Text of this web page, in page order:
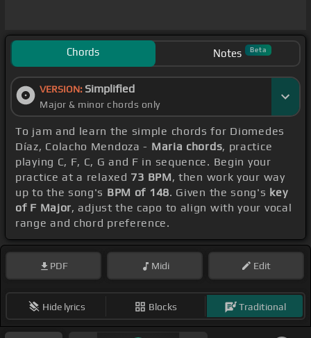
Chords Notes Beta
VERSION: Simplified
Major & minor chords only
To jam and learn the simple chords for Diomedes
Díaz, Colacho Mendoza - Maria chords, practice
playing C, F, C, G and F in sequence. Begin your
practice at a relaxed 73 BPM, then work your way
up to the song's BPM of 148. Given the song's key
of F Major, adjust the capo to align with your vocal
range and chord preference.
PDF Midi Edit
Hide lyrics Blocks Traditional